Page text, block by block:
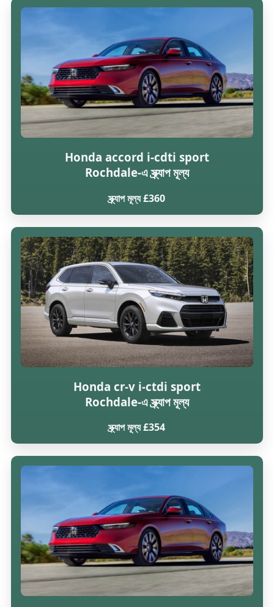
Honda accord i-cdti sport
Rochdale-এ স্ক্র্যাপ মূল্য
স্ক্র্যাপ মূল্য £360
Honda cr-v i-ctdi sport
Rochdale-এ স্ক্র্যাপ মূল্য
স্ক্র্যাপ মূল্য £354